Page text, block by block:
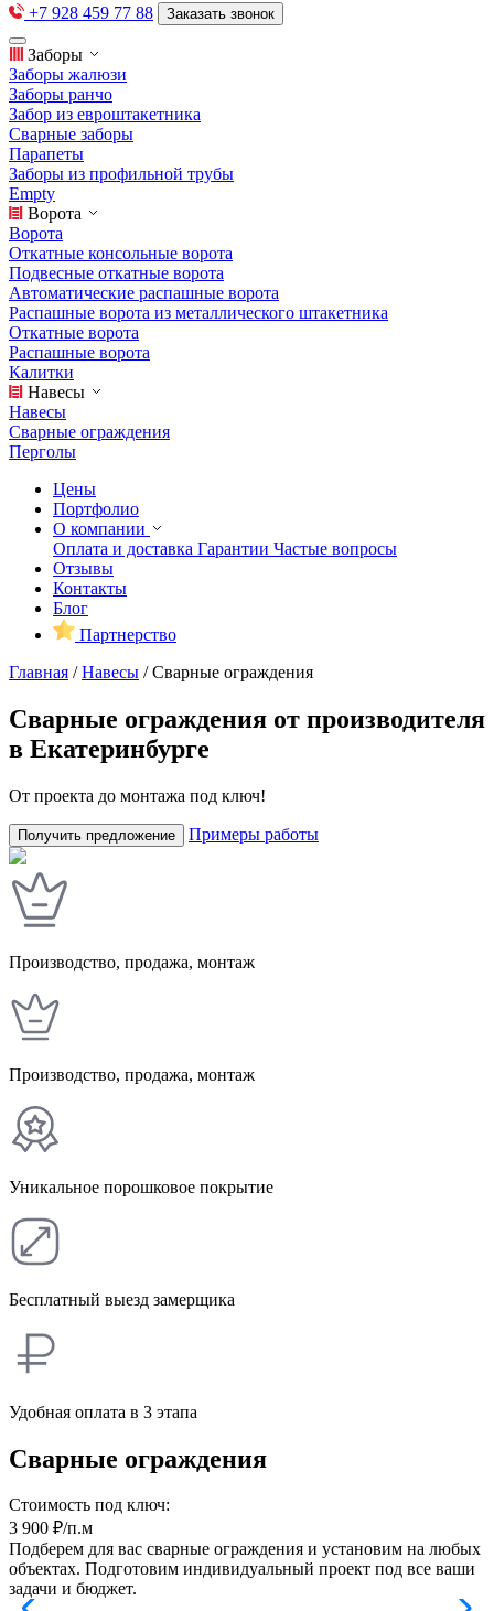
+7 928 459 77 88 Заказать звонок
Заборы
Заборы жалюзи
Заборы ранчо
Забор из евроштакетника
Сварные заборы
Парапеты
Заборы из профильной трубы
Empty
Ворота
Ворота
Откатные консольные ворота
Подвесные откатные ворота
Автоматические распашные ворота
Распашные ворота из металлического штакетника
Откатные ворота
Распашные ворота
Калитки
Навесы
Навесы
Сварные ограждения
Перголы
Цены
Портфолио
О компании
Оплата и доставка Гарантии Частые вопросы
Отзывы
Контакты
Блог
Партнерство
Главная /Навесы /Сварные ограждения
Сварные ограждения от производителя
в Екатеринбурге
От проекта до монтажа под ключ!
Получить предложение Примеры работы
Производство, продажа, монтаж
Производство, продажа, монтаж
Уникальное порошковое покрытие
Бесплатный выезд замерщика
Удобная оплата в 3 этапа
Сварные ограждения
Стоимость под ключ:
3 900 ₽/п.м
Подберем для вас сварные ограждения и установим на любых
объектах. Подготовим индивидуальный проект под все ваши
задачи и бюджет.